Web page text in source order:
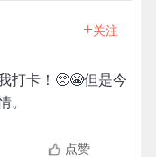
+关注
打卡！🥺😭但是今
。
点赞